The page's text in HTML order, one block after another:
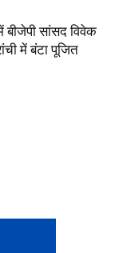
सांसद विवेक
में बंटा पूजित